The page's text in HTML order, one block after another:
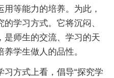
等能力的培养。为此，
学习方式。它将沉闷、
是师生的交流、学习的天
学生做人的品性。
方式上看，倡导“探究学